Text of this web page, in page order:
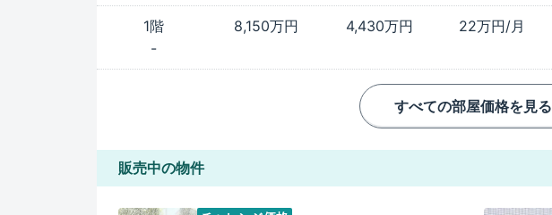
1階 8,150万円 4,430万円 22万円/月
-
すべての部屋価格を見る
販売中の物件